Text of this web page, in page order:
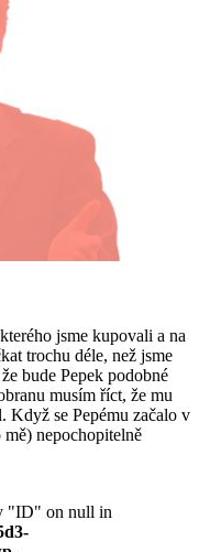
jsme kupovali a na
trochu déle, než jsme
bude Pepek podobné
musím říct, že mu
Když se Pepému začalo v
nepochopitelně
"ID" on null in